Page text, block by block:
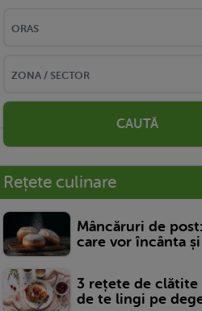
CAUTĂ
Rețete culinare
Mâncăruri de
care vor încânta
3 rețete de clătite
de te lingi pe